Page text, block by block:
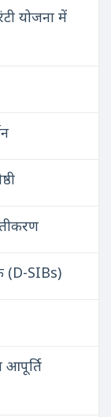
योजना में
(D-SIBs)
आपूर्ति